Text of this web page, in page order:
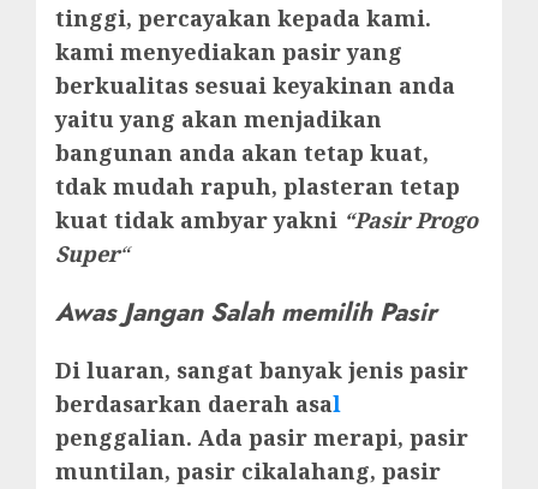
tinggi, percayakan kepada kami.
kami menyediakan pasir yang
berkualitas sesuai keyakinan anda
yaitu yang akan menjadikan
bangunan anda akan tetap kuat,
tdak mudah rapuh, plasteran tetap
kuat tidak ambyar yakni “Pasir Progo
Super“
Awas Jangan Salah memilih Pasir
Di luaran, sangat banyak jenis pasir
berdasarkan daerah asal
penggalian. Ada pasir merapi, pasir
muntilan, pasir cikalahang, pasir